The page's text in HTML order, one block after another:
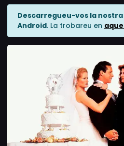
Descarregueu-vos la
Android. La trobareu en